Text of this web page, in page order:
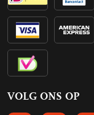
VOLG ONS OP